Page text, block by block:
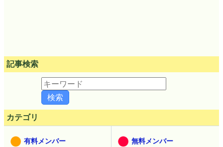
記事検索
カテゴリ
有料メンバー 無料メンバー